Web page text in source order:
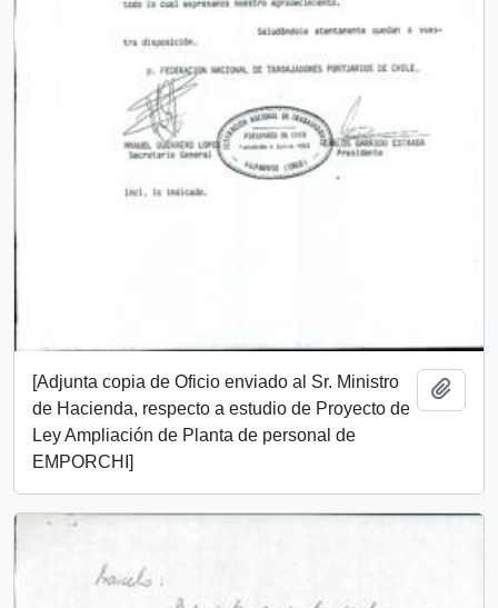
[Adjunta copia de Oficio enviado al Sr. Ministro
de Hacienda, respecto a estudio de Proyecto de
Ley Ampliación de Planta de personal de
EMPORCHI]